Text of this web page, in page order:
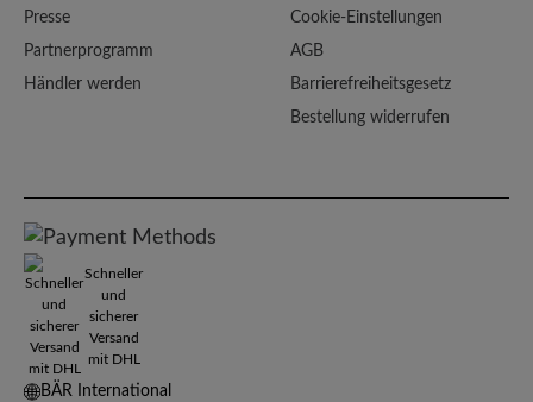
Presse
Partnerprogramm
Händler werden
Cookie-Einstellungen
AGB
Barrierefreiheitsgesetz
Bestellung widerrufen
Schneller
und
sicherer
Versand
mit DHL
BÄR International